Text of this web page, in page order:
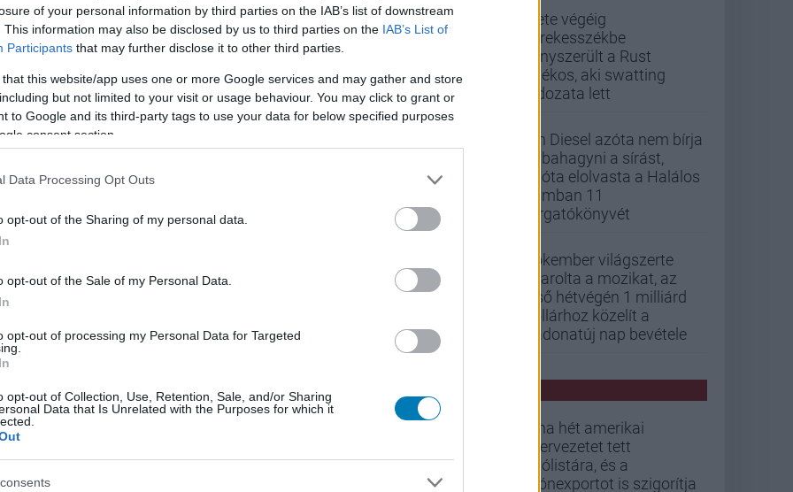
of your personal information by third parties on the IAB’s list of downstream
This information may also be disclosed by us to third parties on the IAB’s List of
Participants that may further disclose it to other third parties.
that this website/app uses one or more Google services and may gather and store
but not limited to your visit or usage behaviour. You may click to grant or
to Google and its third-party tags to use your data for below specified purposes
consent section.
Data Processing Opt Outs
opt-out of the Sharing of my personal data.
opt-out of the Sale of my Personal Data.
opt-out of processing my Personal Data for Targeted
opt-out of Collection, Use, Retention, Sale, and/or Sharing
Data that Is Unrelated with the Purposes for which it
745 Ft - 9 191 néző
Ft - 7 351 néző
jön szembe GSO-n vagy a social médiában.
a legjobbakat,
és azt elfogadom.
Élete végéig
kerekesszékbe
kényszerült a Rust
játékos, aki swatting
áldozata lett
Vin Diesel azóta nem bírja
abbahagyni a sírást,
mióta elolvasta a Halálos
iramban 11
forgatókönyvét
Pókember világszerte
letarolta a mozikat, az
első hétvégén 1 milliárd
dollárhoz közelít a
Vadonatúj nap bevétele
Kína hét amerikai
szervezetet tett
tiltólistára, és a
drónexportot is szigorítja